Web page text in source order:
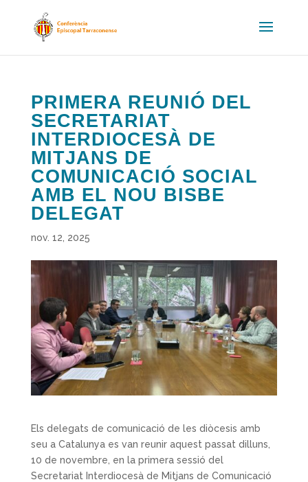
PRIMERA REUNIÓ DEL
SECRETARIAT
INTERDIOCESÀ DE
MITJANS DE
COMUNICACIÓ SOCIAL
AMB EL NOU BISBE
DELEGAT
nov. 12, 2025
Els delegats de comunicació de les diòcesis amb
seu a Catalunya es van reunir aquest passat dilluns,
10 de novembre, en la primera sessió del
Secretariat Interdiocesà de Mitjans de Comunicació